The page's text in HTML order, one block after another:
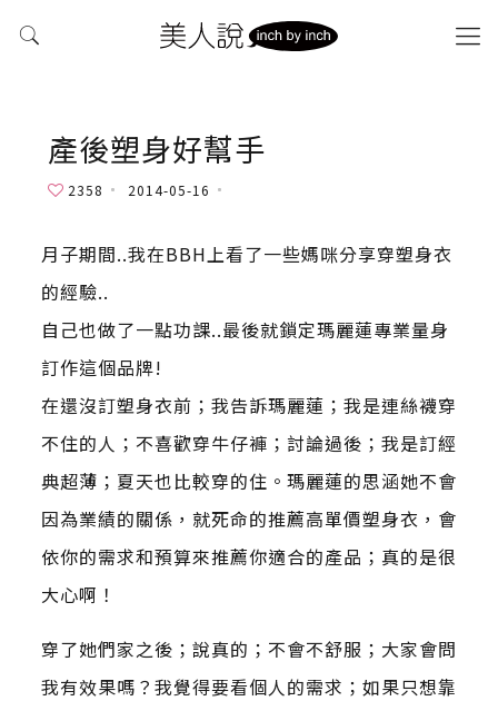
產後塑身好幫手
2358 2014-05-16
月子期間..我在BBH上看了一些媽咪分享穿塑身衣
的經驗..
自己也做了一點功課..最後就鎖定瑪麗蓮專業量身
訂作這個品牌!
在還沒訂塑身衣前；我告訴瑪麗蓮；我是連絲襪穿
不住的人；不喜歡穿牛仔褲；討論過後；我是訂經
典超薄；夏天也比較穿的住。瑪麗蓮的思涵她不會
因為業績的關係，就死命的推薦高單價塑身衣，會
依你的需求和預算來推薦你適合的產品；真的是很
大心啊！
穿了她們家之後；說真的；不會不舒服；大家會問
我有效果嗎？我覺得要看個人的需求；如果只想靠